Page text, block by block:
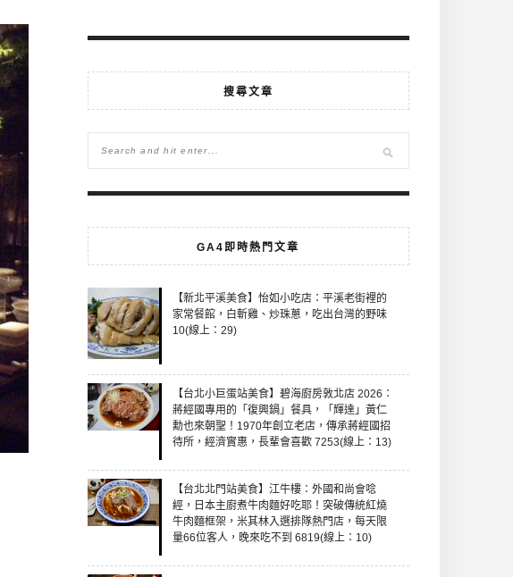
搜尋文章
GA4即時熱門文章
【新北平溪美食】怡如小吃店：平溪老街裡的
家常餐館，白斬雞、炒珠蔥，吃出台灣的野味
10(線上：29)
【台北小巨蛋站美食】碧海廚房敦北店 2026：
蔣經國專用的「復興鍋」餐具，「輝達」黃仁
勳也來朝聖！1970年創立老店，傳承蔣經國招
待所，經濟實惠，長輩會喜歡 7253(線上：13)
【台北北門站美食】江牛樓：外國和尚會唸
經，日本主廚煮牛肉麵好吃耶！突破傳統紅燒
牛肉麵框架，米其林入選排隊熱門店，每天限
量66位客人，晚來吃不到 6819(線上：10)